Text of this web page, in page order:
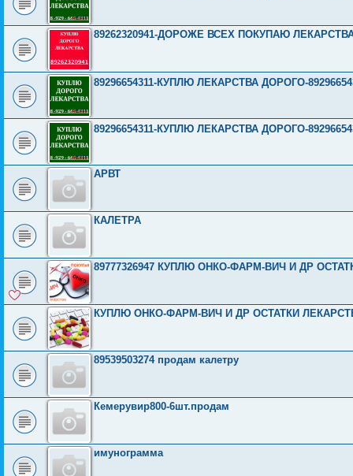
89262320941-ДОРОЖЕ ВСЕХ ПОКУПАЮ
89296654311-КУПЛЮ ЛЕКАРСТВА ДОРОГО-
89296654311-КУПЛЮ ЛЕКАРСТВА ДОРОГО-
АРВТ
КАЛЕТРА
89777326947 КУПЛЮ ОНКО-ФАРМ-ВИЧ И ДР
КУПЛЮ ОНКО-ФАРМ-ВИЧ И ДР ОСТАТКИ ЛЕКАРСТВ
89539503274 продам калетру
Кемерувир800-6шт.продам
имунограмма